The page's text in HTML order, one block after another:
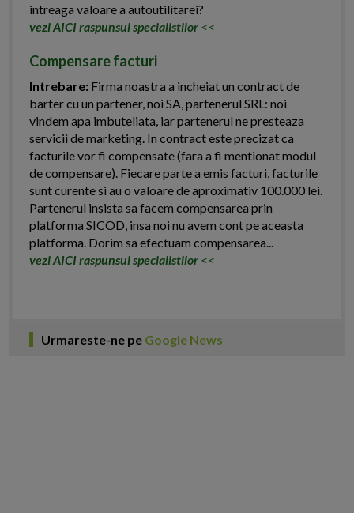
intreaga valoare a autoutilitarei?
vezi AICI raspunsul specialistilor <<
Compensare facturi
Intrebare: Firma noastra a incheiat un contract de
barter cu un partener, noi SA, partenerul SRL: noi
vindem apa imbuteliata, iar partenerul ne presteaza
servicii de marketing. In contract este precizat ca
facturile vor fi compensate (fara a fi mentionat modul
de compensare). Fiecare parte a emis facturi, facturile
sunt curente si au o valoare de aproximativ 100.000 lei.
Partenerul insista sa facem compensarea prin
platforma SICOD, insa noi nu avem cont pe aceasta
platforma. Dorim sa efectuam compensarea...
vezi AICI raspunsul specialistilor <<
Urmareste-ne pe Google News